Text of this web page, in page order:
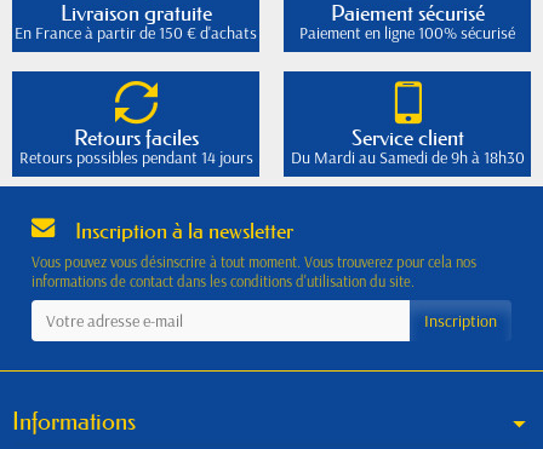
Livraison gratuite
En France à partir de 150 € d'achats
Paiement sécurisé
Paiement en ligne 100% sécurisé
Retours faciles
Retours possibles pendant 14 jours
Service client
Du Mardi au Samedi de 9h à 18h30
Inscription à la newsletter
Vous pouvez vous désinscrire à tout moment. Vous trouverez pour cela nos
informations de contact dans les conditions d'utilisation du site.
Informations